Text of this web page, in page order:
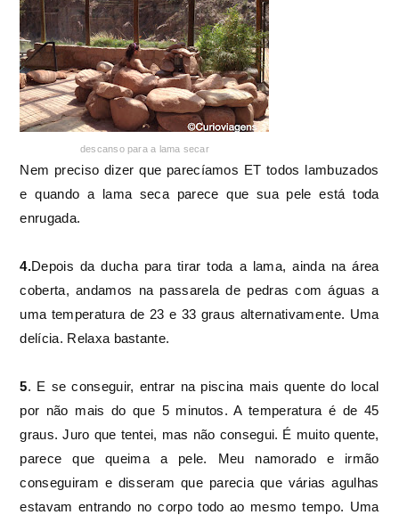
descanso para a lama secar
Nem preciso dizer que parecíamos ET todos lambuzados
e quando a lama seca parece que sua pele está toda
enrugada.
4.Depois da ducha para tirar toda a lama, ainda na área
coberta, andamos na passarela de pedras com águas a
uma temperatura de 23 e 33 graus alternativamente. Uma
delícia. Relaxa bastante.
5. E se conseguir, entrar na piscina mais quente do local
por não mais do que 5 minutos. A temperatura é de 45
graus. Juro que tentei, mas não consegui. É muito quente,
parece que queima a pele. Meu namorado e irmão
conseguiram e disseram que parecia que várias agulhas
estavam entrando no corpo todo ao mesmo tempo. Uma